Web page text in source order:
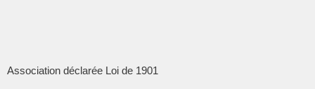
Association déclarée Loi de 1901